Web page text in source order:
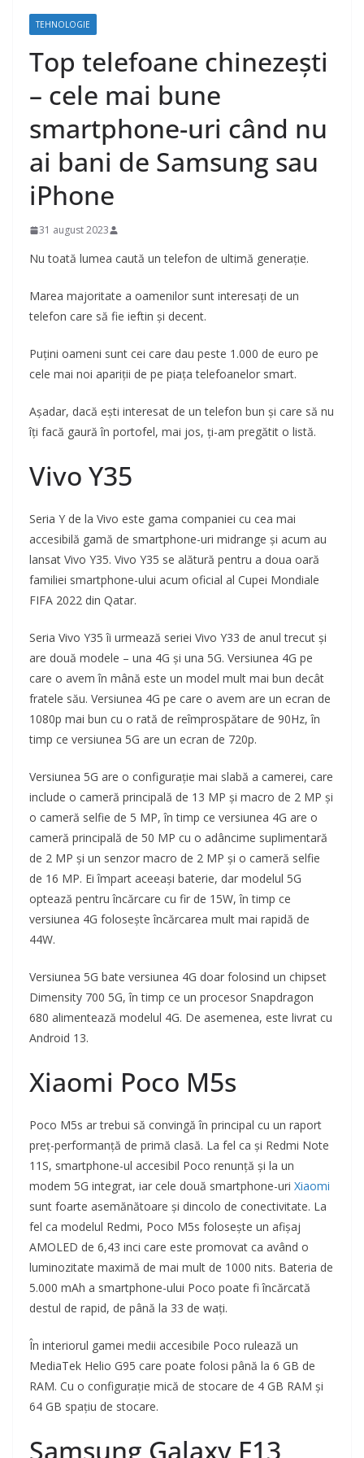
TEHNOLOGIE
Top telefoane chinezești
– cele mai bune
smartphone-uri când nu
ai bani de Samsung sau
iPhone
31 august 2023
Nu toată lumea caută un telefon de ultimă generație.
Marea majoritate a oamenilor sunt interesați de un
telefon care să fie ieftin și decent.
Puțini oameni sunt cei care dau peste 1.000 de euro pe
cele mai noi apariții de pe piața telefoanelor smart.
Așadar, dacă ești interesat de un telefon bun și care să nu
îți facă gaură în portofel, mai jos, ți-am pregătit o listă.
Vivo Y35
Seria Y de la Vivo este gama companiei cu cea mai
accesibilă gamă de smartphone-uri midrange și acum au
lansat Vivo Y35. Vivo Y35 se alătură pentru a doua oară
familiei smartphone-ului acum oficial al Cupei Mondiale
FIFA 2022 din Qatar.
Seria Vivo Y35 îi urmează seriei Vivo Y33 de anul trecut și
are două modele – una 4G și una 5G. Versiunea 4G pe
care o avem în mână este un model mult mai bun decât
fratele său. Versiunea 4G pe care o avem are un ecran de
1080p mai bun cu o rată de reîmprospătare de 90Hz, în
timp ce versiunea 5G are un ecran de 720p.
Versiunea 5G are o configurație mai slabă a camerei, care
include o cameră principală de 13 MP și macro de 2 MP și
o cameră selfie de 5 MP, în timp ce versiunea 4G are o
cameră principală de 50 MP cu o adâncime suplimentară
de 2 MP și un senzor macro de 2 MP și o cameră selfie
de 16 MP. Ei împart aceeași baterie, dar modelul 5G
optează pentru încărcare cu fir de 15W, în timp ce
versiunea 4G folosește încărcarea mult mai rapidă de
44W.
Versiunea 5G bate versiunea 4G doar folosind un chipset
Dimensity 700 5G, în timp ce un procesor Snapdragon
680 alimentează modelul 4G. De asemenea, este livrat cu
Android 13.
Xiaomi Poco M5s
Poco M5s ar trebui să convingă în principal cu un raport
preț-performanță de primă clasă. La fel ca și Redmi Note
11S, smartphone-ul accesibil Poco renunță și la un
modem 5G integrat, iar cele două smartphone-uri Xiaomi
sunt foarte asemănătoare și dincolo de conectivitate. La
fel ca modelul Redmi, Poco M5s folosește un afișaj
AMOLED de 6,43 inci care este promovat ca având o
luminozitate maximă de mai mult de 1000 nits. Bateria de
5.000 mAh a smartphone-ului Poco poate fi încărcată
destul de rapid, de până la 33 de wați.
În interiorul gamei medii accesibile Poco rulează un
MediaTek Helio G95 care poate folosi până la 6 GB de
RAM. Cu o configurație mică de stocare de 4 GB RAM și
64 GB spațiu de stocare.
Samsung Galaxy F13